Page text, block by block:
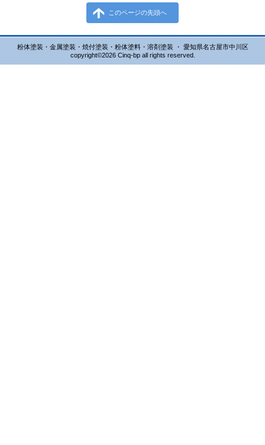
このページの先頭へ
粉体塗装・金属塗装・焼付塗装・粉体塗料・溶剤塗装 ・ 愛知県名古屋市中川区
copyright©2026 Cinq-bp all rights reserved.